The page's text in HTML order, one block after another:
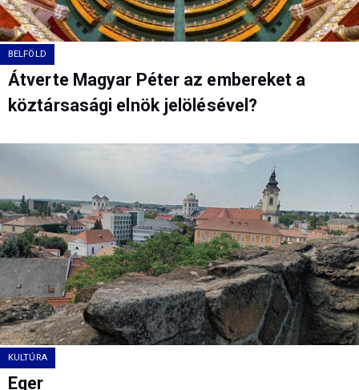
BELFÖLD
Átverte Magyar Péter az embereket a
köztársasági elnök jelölésével?
KULTÚRA
Eger